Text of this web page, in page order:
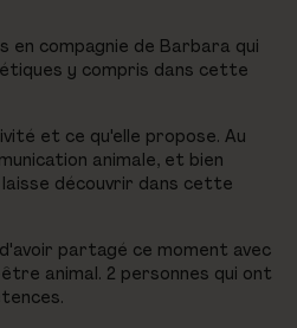
en compagnie de Barbara qui
y compris dans cette
et ce qu'elle propose. Au
animale, et bien
découvrir dans cette
partagé ce moment avec
animal. 2 personnes qui ont